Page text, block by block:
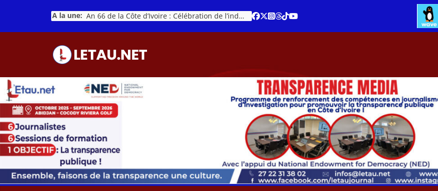
contenu
A la une: An 66 de la Côte d’Ivoire : Célébration de l’indépendance ou cérémonie d’hommage à Ouattara ?